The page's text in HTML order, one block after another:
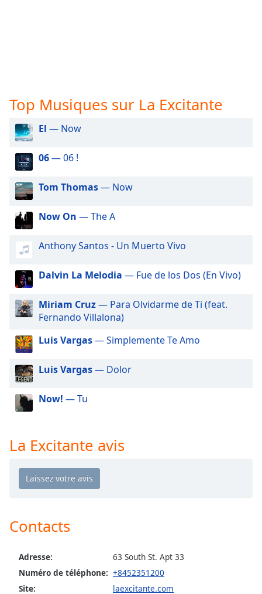
subtitles
off
selected
Audio
Track
Picture-
in-
Fullscreen
This
modal
window.
Beginning
dialog
window.
Escape
and
close
window.
Background
Color
Top Musiques sur La Excitante
El — Now
06— 06 !
Tom Thomas— Now
Now On — The A
Anthony Santos - Un Muerto Vivo
Dalvin La Melodia — Fue de los Dos (En Vivo)
Miriam Cruz— Para Olvidarme de Ti (feat.
Fernando Villalona)
Luis Vargas— Simplemente Te Amo
Luis Vargas— Dolor
Now! — Tu
La Excitante avis
Contacts
Adresse:
63 South St. Apt 33
Numéro de téléphone: +8452351200
Site:
laexcitante.com